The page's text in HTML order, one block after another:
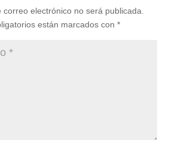
correo electrónico no será publicada.
están marcados con *